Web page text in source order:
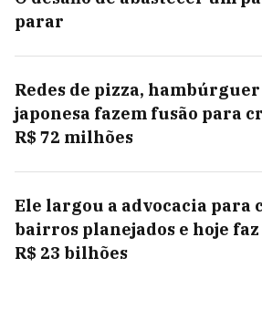
parar
Redes de pizza,
japonesa fazem fusão para
R$ 72 milhões
Ele largou a advocacia para
bairros planejados e hoje
R$ 23 bilhões